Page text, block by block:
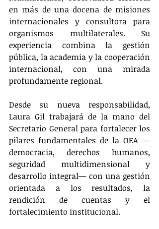
en más de una docena de misiones
internacionales y consultora para
organismos multilaterales. Su
experiencia combina la gestión
pública, la academia y la cooperación
internacional, con una mirada
profundamente regional.
Desde su nueva responsabilidad,
Laura Gil trabajará de la mano del
Secretario General para fortalecer los
pilares fundamentales de la OEA —
democracia, derechos humanos,
seguridad multidimensional y
desarrollo integral— con una gestión
orientada a los resultados, la
rendición de cuentas y el
fortalecimiento institucional.